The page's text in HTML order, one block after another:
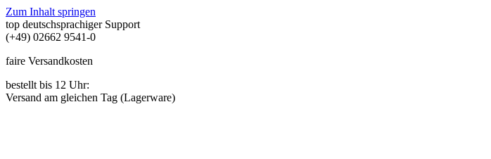
Zum Inhalt springen
top deutschsprachiger Support
(+49) 02662 9541-0
faire Versandkosten
bestellt bis 12 Uhr:
Versand am gleichen Tag (Lagerware)